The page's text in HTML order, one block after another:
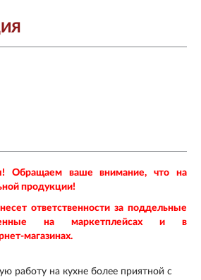
Обращаем ваше внимание, что на
продукции!
ответственности за поддельные
на маркетплейсах и в
магазинах.
работу на кухне более приятной с